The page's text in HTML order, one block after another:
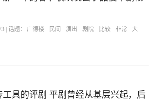
| 话题： 广德楼 民间 演出 剧院 比较 非常
大
具的评剧 平剧曾经从基层兴起，后